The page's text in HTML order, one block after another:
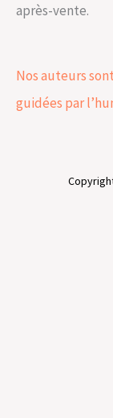
après-vente.
Nos auteurs
guidées par